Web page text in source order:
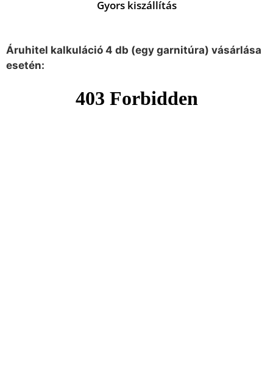
Gyors kiszállítás
Áruhitel kalkuláció 4 db (egy garnitúra) vásárlása
esetén: